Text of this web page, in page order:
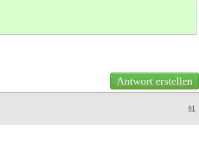
Antwort erstellen
#1